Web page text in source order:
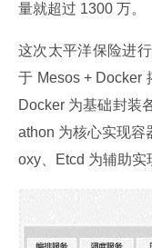
量就超过 1300 万。
这次太平洋保险进
于 Mesos + Docker
Docker 为基础封装
athon 为核心实现容
oxy、Etcd 为辅助实